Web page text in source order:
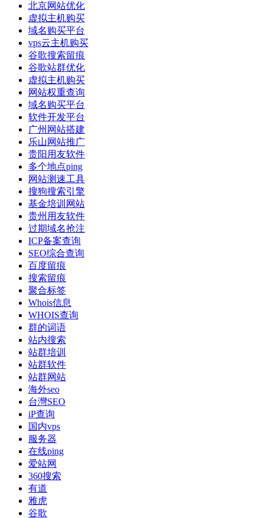
北京网站优化
虚拟主机购买
域名购买平台
vps云主机购买
谷歌搜索留痕
谷歌站群优化
虚拟主机购买
网站权重查询
域名购买平台
软件开发平台
广州网站搭建
乐山网站推广
贵阳用友软件
多个地点ping
网站测速工具
搜狗搜索引擎
基金培训网站
贵州用友软件
过期域名抢注
ICP备案查询
SEO综合查询
百度留痕
搜索留痕
聚合标签
Whois信息
WHOIS查询
群的词语
站内搜索
站群培训
站群软件
站群网站
海外seo
台灣SEO
iP查询
国内vps
服务器
在线ping
爱站网
360搜索
有道
雅虎
谷歌